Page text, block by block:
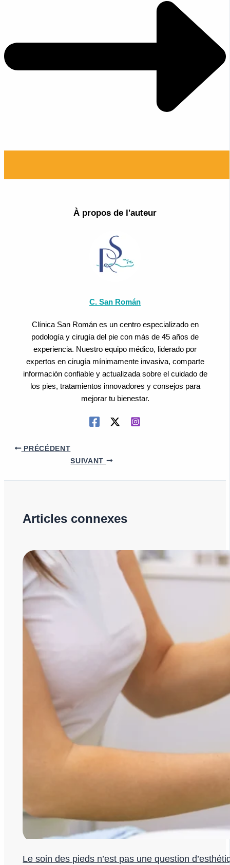
À propos de l'auteur
C. San Román
Clínica San Román es un centro especializado en
podología y cirugía del pie con más de 45 años de
experiencia. Nuestro equipo médico, liderado por
expertos en cirugía mínimamente invasiva, comparte
información confiable y actualizada sobre el cuidado de
los pies, tratamientos innovadores y consejos para
mejorar tu bienestar.
PRÉCÉDENT
SUIVANT
Articles connexes
Le soin des pieds n’est pas une question